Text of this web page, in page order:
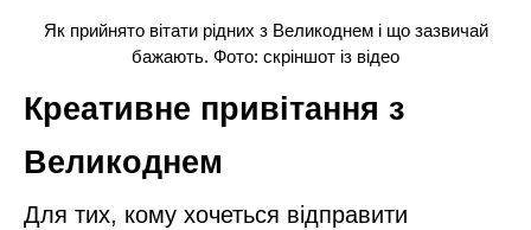
Як прийнято вітати рідних з Великоднем і що зазвичай
бажають. Фото: скріншот із відео
Креативне привітання з
Великоднем
Для тих, кому хочеться відправити